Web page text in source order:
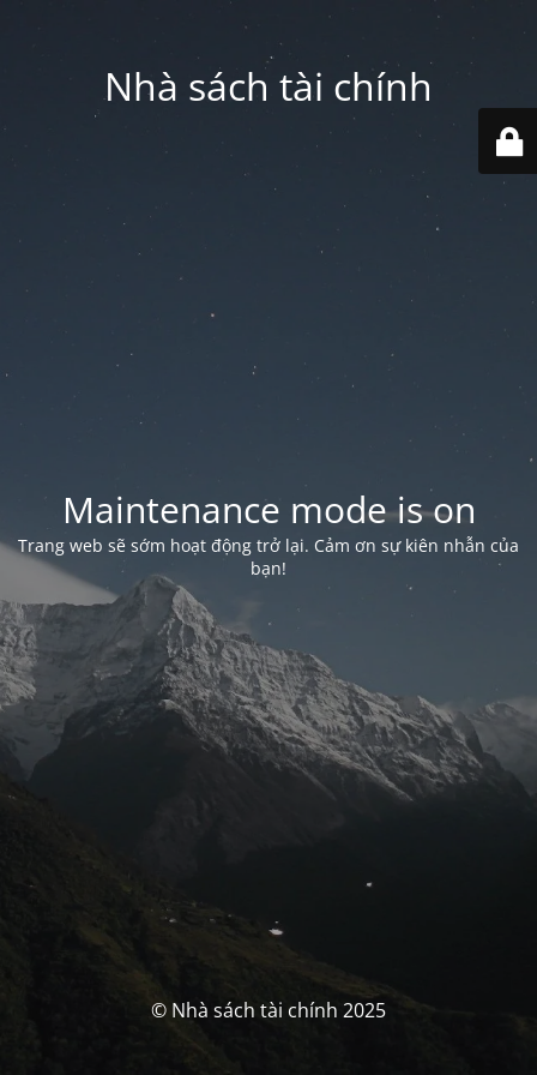
Nhà sách tài chính
Maintenance mode is on
Trang web sẽ sớm hoạt động trở lại. Cảm ơn sự kiên nhẫn của
bạn!
© Nhà sách tài chính 2025